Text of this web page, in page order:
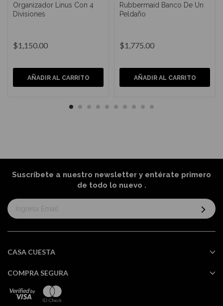
Organizador Linus Con 4
Divisiones
$1,150.00
AÑADIR AL CARRITO
Rubbermaid Banco De Un
Peldaño
$1,775.00
AÑADIR AL CARRITO
Suscríbete a nuestro newsletter y entérate primero
de todo lo nuevo .
Suscríbase
al
informativo:
CASA CUESTA
COMPRA SEGURA